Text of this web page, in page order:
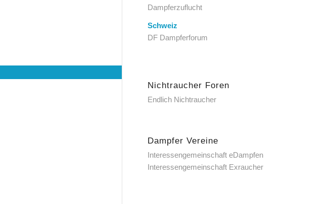
Dampferzuflucht
Schweiz
DF Dampferforum
Nichtraucher Foren
Endlich Nichtraucher
Dampfer Vereine
Interessengemeinschaft eDampfen
Interessengemeinschaft Exraucher